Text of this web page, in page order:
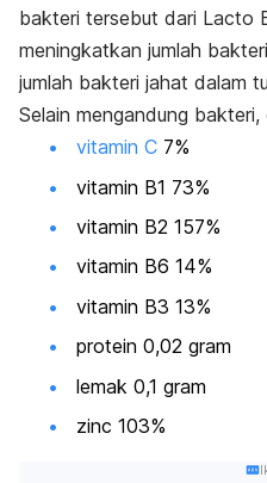
bakteri tersebut dari Lacto
meningkatkan jumlah
jumlah bakteri jahat dalam
Selain mengandung
vitamin C 7%
vitamin B1 73%
vitamin B2 157%
vitamin B6 14%
vitamin B3 13%
protein 0,02 gram
lemak 0,1 gram
zinc 103%